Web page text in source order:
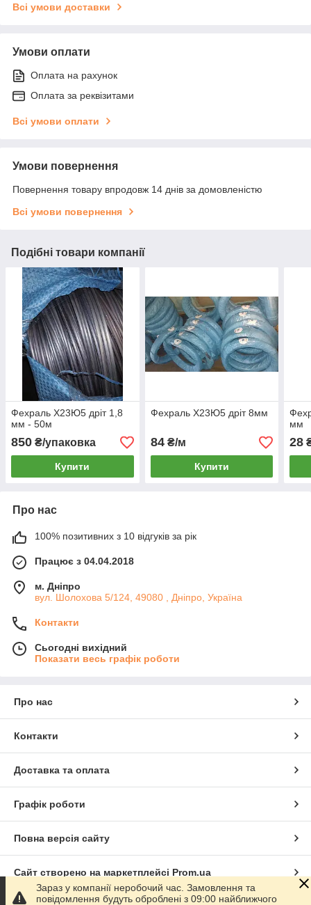
Всі умови доставки
Умови оплати
Оплата на рахунок
Оплата за реквізитами
Всі умови оплати
Умови повернення
Повернення товару впродовж 14 днів за домовленістю
Всі умови повернення
Подібні товари компанії
Фехраль Х23Ю5 дріт 1,8
мм - 50м
850 ₴/упаковка
Купити
Фехраль Х23Ю5 дріт 8мм
84₴/м
Купити
мм
28
Про нас
100% позитивних з 10 відгуків за рік
Працює з 04.04.2018
м. Дніпро
вул. Шолохова 5/124, 49080 , Дніпро, Україна
Контакти
Сьогодні вихідний
Показати весь графік роботи
Про нас
Контакти
Доставка та оплата
Графік роботи
Повна версія сайту
Сайт створено на маркетплейсі Prom.ua
Зараз у компанії неробочий час. Замовлення та
повідомлення будуть оброблені з 09:00 найближчого